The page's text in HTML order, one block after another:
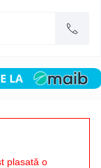
plasată o